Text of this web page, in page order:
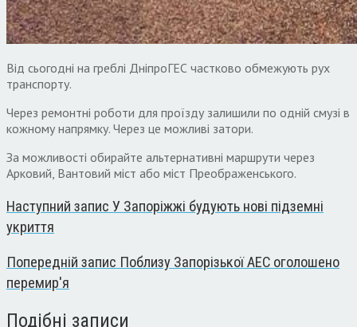
Від сьогодні на греблі ДніпроГЕС частково обмежують рух
транспорту.
Через ремонтні роботи для проїзду залишили по одній смузі в
кожному напрямку. Через це можливі затори.
За можливості обирайте альтернативні маршрути через
Арковий, Вантовий міст або міст Преображенського.
Наступний запис У Запоріжжі будують нові підземні
укриття
Попередній запис Поблизу Запорізької АЕС оголошено
перемир'я
Подібні записи